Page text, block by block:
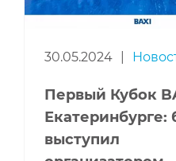
30.05.2024
Первый Кубок
Екатеринбурге:
выступил